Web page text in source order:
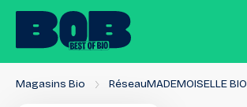
Magasins Bio RéseauMADEMOISELLE BIO